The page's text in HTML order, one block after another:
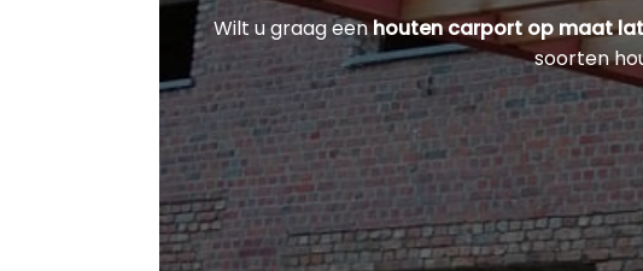
Wilt u graag eenhouten carport op maat
soorten